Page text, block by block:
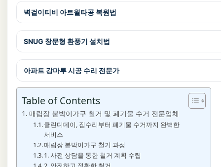
벽걸이티비 아트월타공 복원법
SNUG 창문형 환풍기 설치법
아파트 강마루 시공 수리 전문가
Table of Contents
매립장 붙박이가구 철거 및 폐기물 수거 전문업체
클린디데이, 집수리부터 폐기물 수거까지 완벽한
서비스
매립장 붙박이가구 철거 과정
1. 사전 상담을 통한 철거 계획 수립